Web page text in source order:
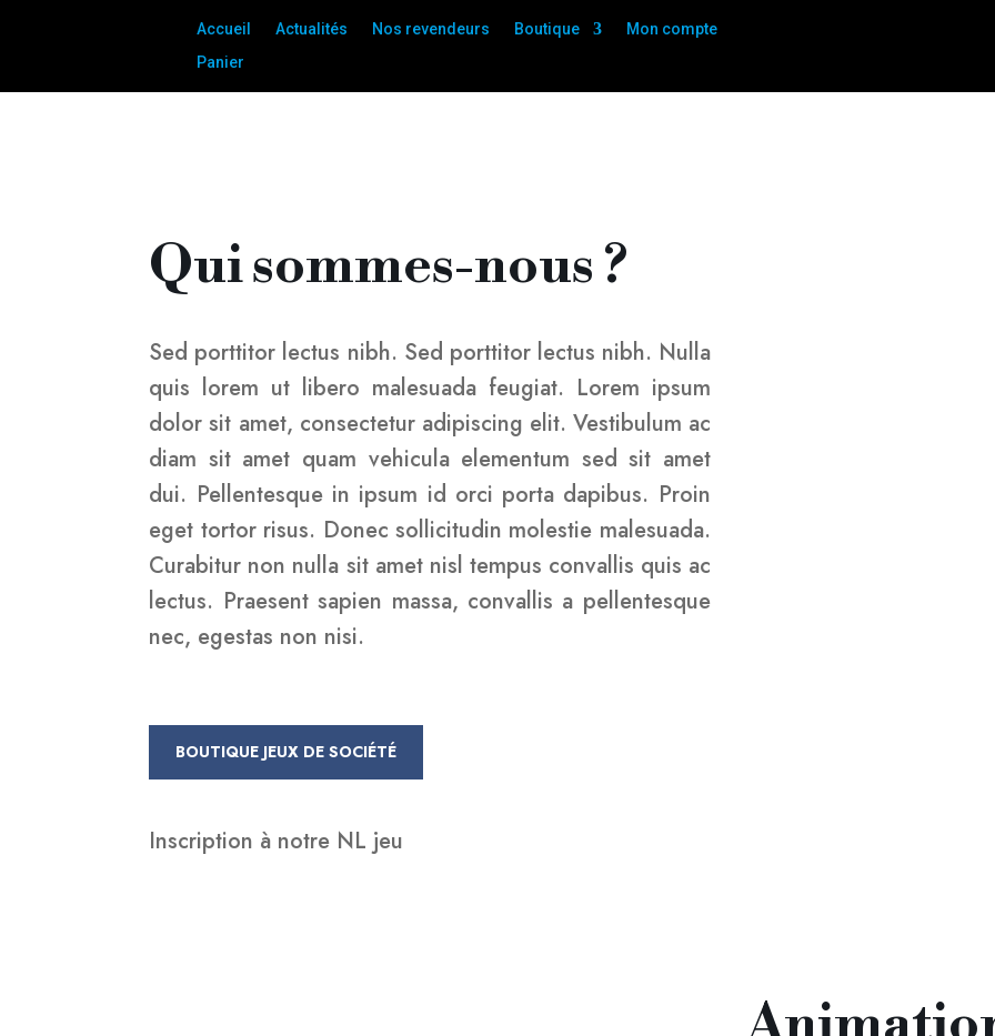
Accueil Actualités Nos revendeurs Boutique
Mon compte
Panier
Qui sommes-nous ?
Sed porttitor lectus nibh. Sed porttitor lectus nibh. Nulla
quis lorem ut libero malesuada feugiat. Lorem ipsum
dolor sit amet, consectetur adipiscing elit. Vestibulum ac
diam sit amet quam vehicula elementum sed sit amet
dui. Pellentesque in ipsum id orci porta dapibus. Proin
eget tortor risus. Donec sollicitudin molestie malesuada.
Curabitur non nulla sit amet nisl tempus convallis quis ac
lectus. Praesent sapien massa, convallis a pellentesque
nec, egestas non nisi.
BOUTIQUE JEUX DE SOCIÉTÉ
Inscription à notre NL jeu